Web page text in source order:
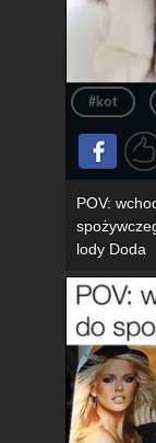
#kot
POV:
lody Doda